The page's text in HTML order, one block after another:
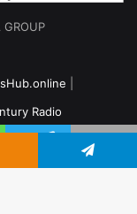
Radio
Telegram